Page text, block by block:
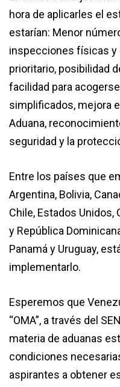
hora de aplicarles el
estarían: Menor
inspecciones físicas
prioritario, posibilidad
facilidad para
simplificados, mejora
Aduana,
seguridad y la
Entre los países que
Argentina, Bolivia,
Chile, Estados Unidos,
y República
Panamá y Uruguay,
implementarlo.
Esperemos que
“OMA”, a través del
materia de aduanas
condiciones
aspirantes a obtener